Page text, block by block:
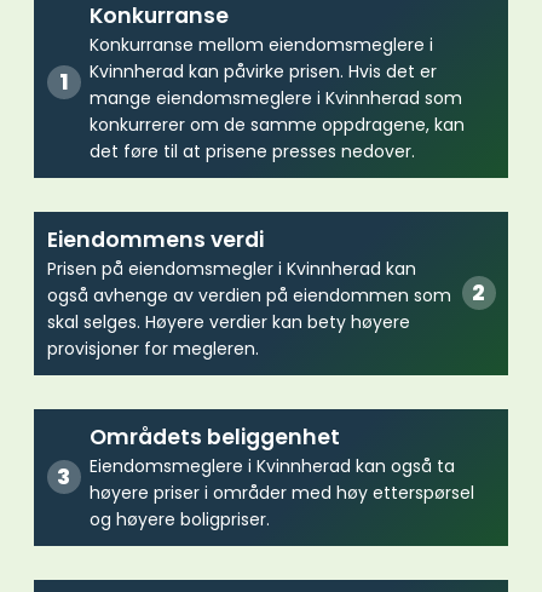
Konkurranse
Konkurranse mellom eiendomsmeglere i
Kvinnherad kan påvirke prisen. Hvis det er
mange eiendomsmeglere i Kvinnherad som
konkurrerer om de samme oppdragene, kan
det føre til at prisene presses nedover.
Eiendommens verdi
Prisen på eiendomsmegler i Kvinnherad kan
også avhenge av verdien på eiendommen som
skal selges. Høyere verdier kan bety høyere
provisjoner for megleren.
Områdets beliggenhet
Eiendomsmeglere i Kvinnherad kan også ta
høyere priser i områder med høy etterspørsel
og høyere boligpriser.